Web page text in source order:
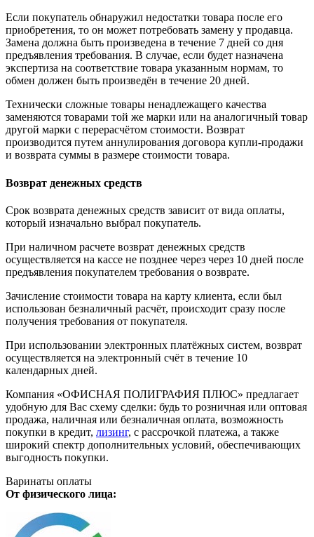
Если покупатель обнаружил недостатки товара после его
приобретения, то он может потребовать замену у продавца.
Замена должна быть произведена в течение 7 дней со дня
предъявления требования. В случае, если будет назначена
экспертиза на соответствие товара указанным нормам, то
обмен должен быть произведён в течение 20 дней.
Технически сложные товары ненадлежащего качества
заменяются товарами той же марки или на аналогичный товар
другой марки с перерасчётом стоимости. Возврат
производится путем аннулирования договора купли-продажи
и возврата суммы в размере стоимости товара.
Возврат денежных средств
Срок возврата денежных средств зависит от вида оплаты,
который изначально выбрал покупатель.
При наличном расчете возврат денежных средств
осуществляется на кассе не позднее через через 10 дней после
предъявления покупателем требования о возврате.
Зачисление стоимости товара на карту клиента, если был
использован безналичный расчёт, происходит сразу после
получения требования от покупателя.
При использовании электронных платёжных систем, возврат
осуществляется на электронный счёт в течение 10
календарных дней.
Компания «ОФИСНАЯ ПОЛИГРАФИЯ ПЛЮС» предлагает
удобную для Вас схему сделки: будь то розничная или оптовая
продажа, наличная или безналичная оплата, возможность
покупки в кредит, лизинг, с рассрочкой платежа, а также
широкий спектр дополнительных условий, обеспечивающих
выгодность покупки.
Варинаты оплаты
От физического лица: